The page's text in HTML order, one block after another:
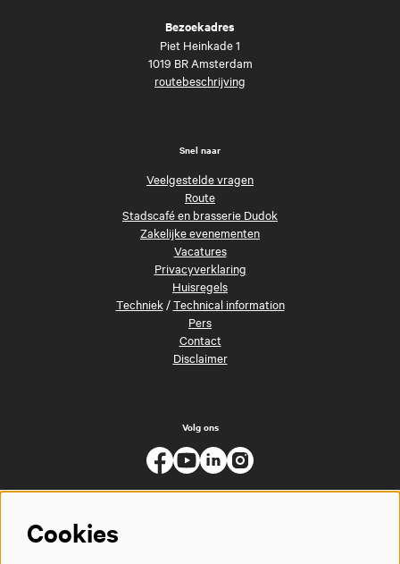
Bezoekadres
Piet Heinkade 1
1019 BR Amsterdam
routebeschrijving
Snel naar
Veelgestelde vragen
Route
Stadscafé en brasserie Dudok
Zakelijke evenementen
Vacatures
Privacyverklaring
Huisregels
Techniek/Technical information
Pers
Contact
Disclaimer
Volg ons
Cookies